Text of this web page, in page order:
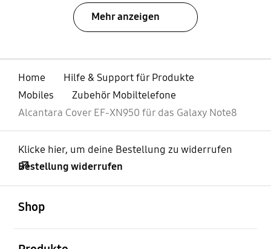
Mehr anzeigen
Home
Hilfe & Support für Produkte
Mobiles
Zubehör Mobiltelefone
Alcantara Cover EF-XN950 für das Galaxy Note8
Klicke hier, um deine Bestellung zu widerrufen
Bestellung widerrufen
Shop